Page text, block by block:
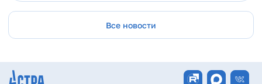
Все новости